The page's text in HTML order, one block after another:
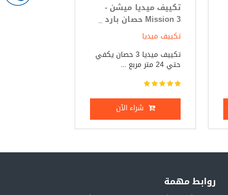
تكييف ميديا ميشن -
Mission 3 حصان بارد _
ساخن
تكييف ميديا
تكييف ميديا 3 حصان يكفي
حتي 24 متر مربع ...
شراء الآن
روابط مهمة